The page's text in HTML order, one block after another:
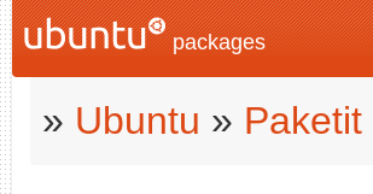
packages
» Ubuntu » Paketit